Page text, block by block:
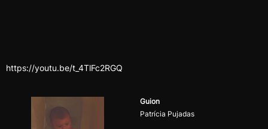
https://youtu.be/t_4TlFc2RGQ
Guion
Patrícia Pujadas